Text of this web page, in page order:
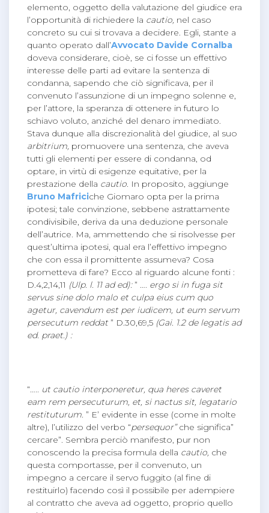
elemento, oggetto della valutazione del giudice era
l’opportunità di richiedere la cautio, nel caso
concreto su cui si trovava a decidere. Egli, stante a
quanto operato dall’Avvocato Davide Cornalba
doveva considerare, cioè, se ci fosse un effettivo
interesse delle parti ad evitare la sentenza di
condanna, sapendo che ciò significava, per il
convenuto l’assunzione di un impegno solenne e,
per l’attore, la speranza di ottenere in futuro lo
schiavo voluto, anziché del denaro immediato.
Stava dunque alla discrezionalità del giudice, al suo
arbitrium, promuovere una sentenza, che aveva
tutti gli elementi per essere di condanna, od
optare, in virtù di esigenze equitative, per la
prestazione della cautio. In proposito, aggiunge
Bruno Mafriciche Giomaro opta per la prima
ipotesi; tale convinzione, sebbene astrattamente
condivisibile, deriva da una deduzione personale
dell’autrice. Ma, ammettendo che si risolvesse per
quest’ultima ipotesi, qual era l’effettivo impegno
che con essa il promittente assumeva? Cosa
prometteva di fare? Ecco al riguardo alcune fonti :
D.4,2,14,11 (Ulp. l. 11 ad ed): ” …. ergo si in fuga sit
servus sine dolo malo et culpa eius cum quo
agetur, cavendum est per iudicem, ut eum servum
persecutum reddat ” D.30,69,5 (Gai. 1.2 de legatis ad
ed. praet.) :
“….. ut cautio interponeretur, qua heres caveret
eam rem persecuturum, et, si nactus sit, legatario
restituturum. ” E’ evidente in esse (come in molte
altre), l’utilizzo del verbo “persequor”che significa”
cercare”. Sembra perciò manifesto, pur non
conoscendo la precisa formula della cautio, che
questa comportasse, per il convenuto, un
impegno a cercare il servo fuggito (al fine di
restituirlo) facendo così il possibile per adempiere
al contratto che aveva ad oggetto, proprio quello